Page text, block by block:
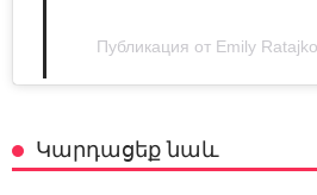
Публикация от Emily
Կարդացեք նաև